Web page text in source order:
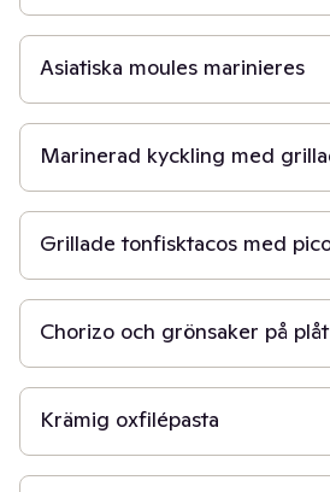
30 min
Asiatiska moules marinieres
45 min
Marinerad kyckling med
30 min
Grillade tonfisktacos med
50 min
Chorizo och grönsaker på plåt
30 min
Krämig oxfilépasta
40 min